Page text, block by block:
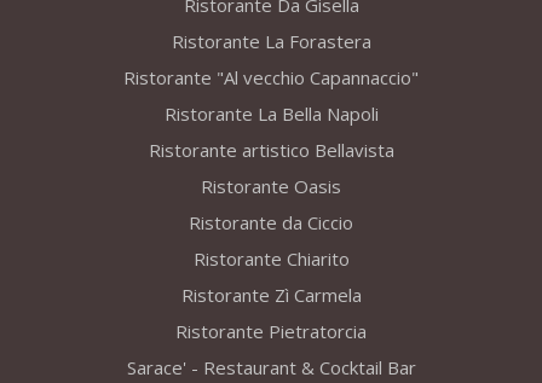
Ristorante Da Gisella
Ristorante La Forastera
Ristorante "Al vecchio Capannaccio"
Ristorante La Bella Napoli
Ristorante artistico Bellavista
Ristorante Oasis
Ristorante da Ciccio
Ristorante Chiarito
Ristorante Zì Carmela
Ristorante Pietratorcia
Sarace' - Restaurant & Cocktail Bar